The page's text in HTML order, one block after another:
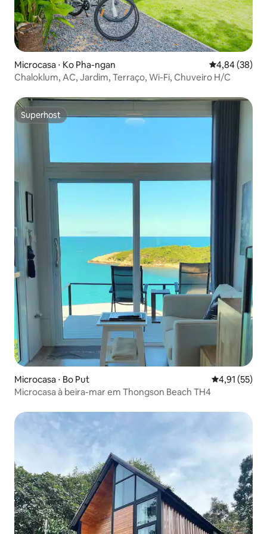
Microcasa ⋅ Ko Pha-ngan 4,84 de uma
4,84 (38)
Chaloklum, AC, Jardim, Terraço, Wi-Fi, Chuveiro H/C
Superhost
Superhost
Microcasa ⋅ Bo Put 4,91 de uma
4,91 (55)
Microcasa à beira-mar em Thongson Beach TH4